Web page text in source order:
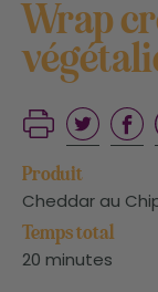
Wrap
Produit
Cheddar au
Temps total
20 minutes